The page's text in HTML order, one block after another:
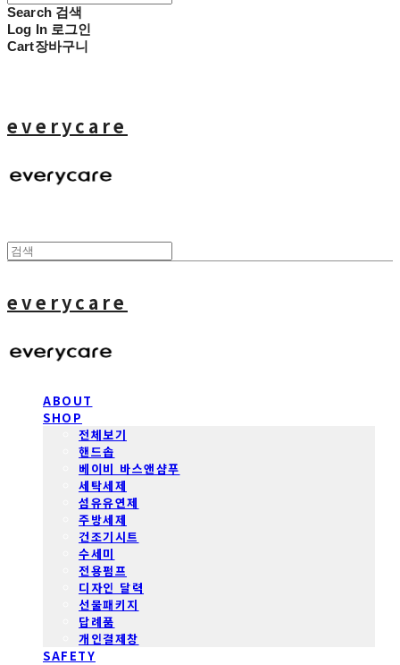
Search 검색
Log In 로그인
Cart장바구니
everycare
everycare
ABOUT
SHOP
전체보기
핸드솝
베이비 바스앤샴푸
세탁세제
섬유유연제
주방세제
건조기시트
수세미
전용펌프
디자인 달력
선물패키지
답례품
개인결제창
SAFETY